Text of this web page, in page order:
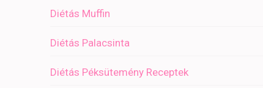
Diétás Muffin
Diétás Palacsinta
Diétás Péksütemény Receptek